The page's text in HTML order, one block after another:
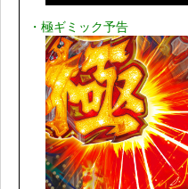
・極ギミック予告